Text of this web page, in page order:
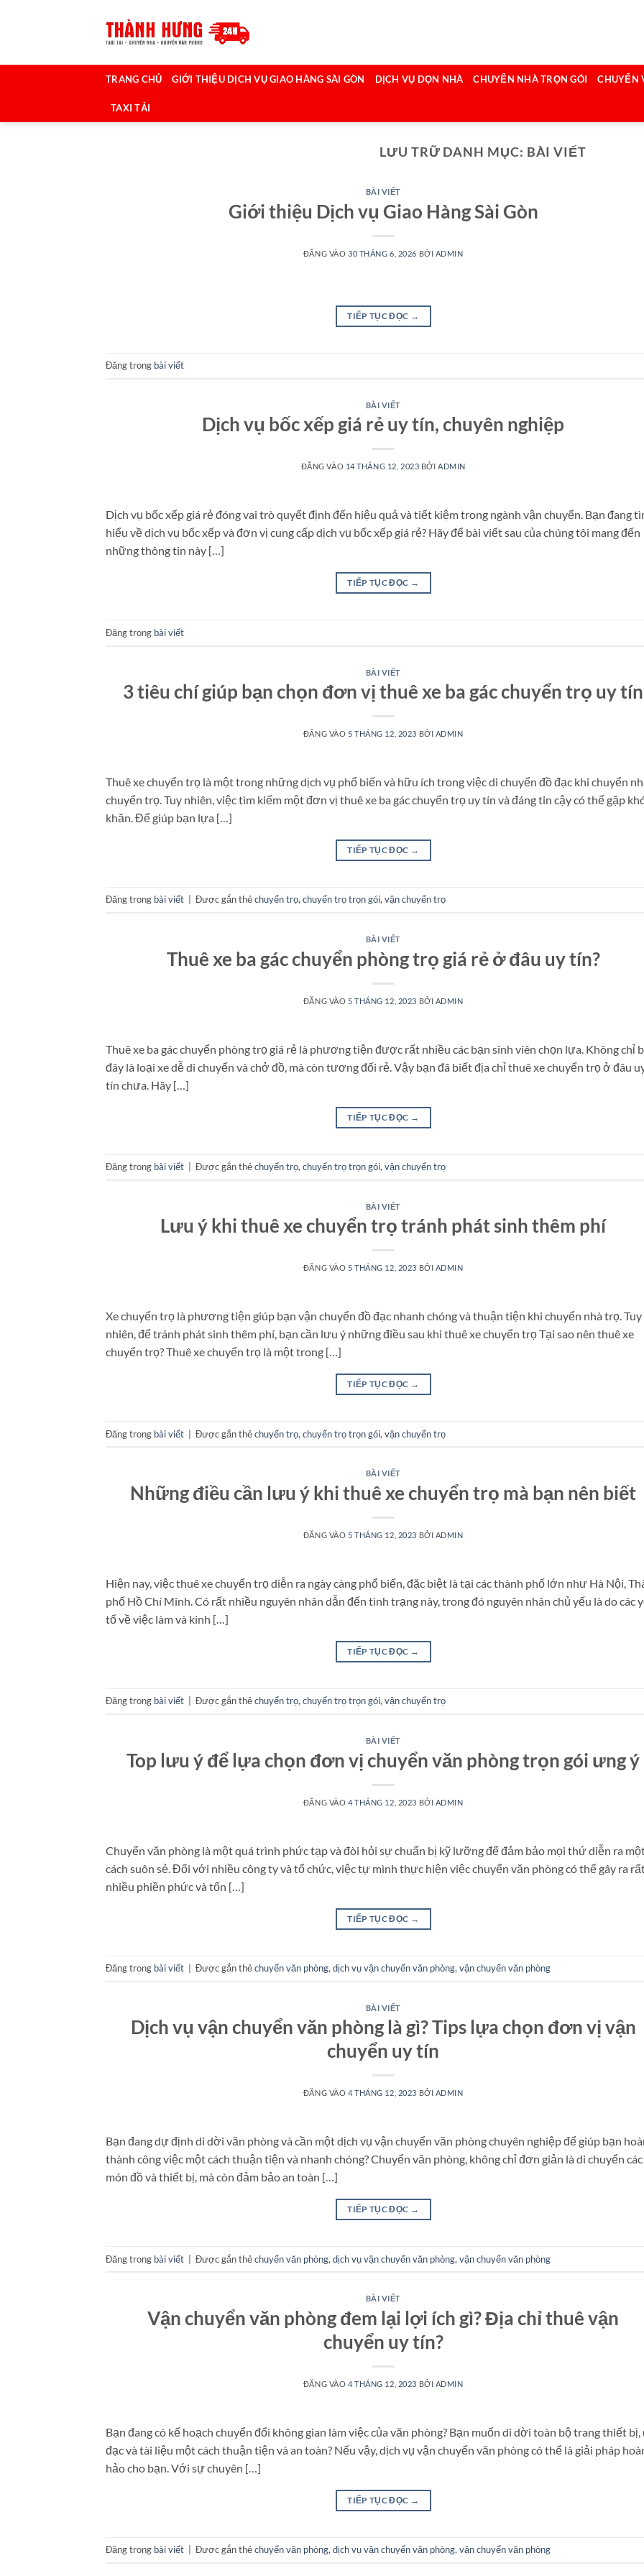
dung
TRANG CHỦ GIỚI THIỆU DỊCH VỤ GIAO HÀNG SÀI GÒN DỊCH VỤ DỌN NHÀ CHUYỂN NHÀ TRỌN GÓI CHUYỂN
TAXI TẢI
LƯU TRỮ DANH MỤC: BÀI VIẾT
BÀI VIẾT
Giới thiệu Dịch vụ Giao Hàng Sài Gòn
ĐĂNG VÀO 30 THÁNG 6, 2026 BỞI ADMIN
TIẾP TỤC ĐỌC →
Đăng trong bài viết
BÀI VIẾT
Dịch vụ bốc xếp giá rẻ uy tín, chuyên nghiệp
ĐĂNG VÀO 14 THÁNG 12, 2023 BỞIADMIN
Dịch vụ bốc xếp giá rẻ đóng vai trò quyết định đến hiệu quả và tiết kiệm trong ngành vận chuyển. Bạn đang
hiểu về dịch vụ bốc xếp và đơn vị cung cấp dịch vụ bốc xếp giá rẻ? Hãy để bài viết sau của chúng tôi mang đến
những thông tin này […]
TIẾP TỤC ĐỌC →
Đăng trong bài viết
BÀI VIẾT
3 tiêu chí giúp bạn chọn đơn vị thuê xe ba gác chuyển trọ uy tín
ĐĂNG VÀO 5 THÁNG 12, 2023 BỞI ADMIN
Thuê xe chuyển trọ là một trong những dịch vụ phổ biến và hữu ích trong việc di chuyển đồ đạc khi chuyển
chuyển trọ. Tuy nhiên, việc tìm kiếm một đơn vị thuê xe ba gác chuyển trọ uy tín và đáng tin cậy có thể gặp
khăn. Để giúp bạn lựa […]
TIẾP TỤC ĐỌC →
Đăng trong bài viết Được gắn thẻchuyển trọ,chuyển trọ trọn gói,vận chuyển trọ
BÀI VIẾT
Thuê xe ba gác chuyển phòng trọ giá rẻ ở đâu uy tín?
ĐĂNG VÀO 5 THÁNG 12, 2023 BỞI ADMIN
Thuê xe ba gác chuyển phòng trọ giá rẻ là phương tiện được rất nhiều các bạn sinh viên chọn lựa. Không chỉ
đây là loại xe dễ di chuyển và chở đồ, mà còn tương đối rẻ. Vậy bạn đã biết địa chỉ thuê xe chuyển trọ ở đâu
tín chưa. Hãy […]
TIẾP TỤC ĐỌC →
Đăng trong bài viết Được gắn thẻchuyển trọ, chuyển trọ trọn gói, vận chuyển trọ
BÀI VIẾT
Lưu ý khi thuê xe chuyển trọ tránh phát sinh thêm phí
ĐĂNG VÀO 5 THÁNG 12, 2023 BỞI ADMIN
Xe chuyển trọ là phương tiện giúp bạn vận chuyển đồ đạc nhanh chóng và thuận tiện khi chuyển nhà trọ. Tuy
nhiên, để tránh phát sinh thêm phí, bạn cần lưu ý những điều sau khi thuê xe chuyển trọ Tại sao nên thuê xe
chuyển trọ? Thuê xe chuyển trọ là một trong […]
TIẾP TỤC ĐỌC →
Đăng trong bài viết Được gắn thẻchuyển trọ, chuyển trọ trọn gói, vận chuyển trọ
BÀI VIẾT
Những điều cần lưu ý khi thuê xe chuyển trọ mà bạn nên biết
ĐĂNG VÀO 5 THÁNG 12, 2023 BỞI ADMIN
Hiện nay, việc thuê xe chuyển trọ diễn ra ngày càng phổ biến, đặc biệt là tại các thành phố lớn như Hà Nội,
phố Hồ Chí Minh. Có rất nhiều nguyên nhân dẫn đến tình trạng này, trong đó nguyên nhân chủ yếu là do các
tố về việc làm và kinh […]
TIẾP TỤC ĐỌC →
Đăng trong bài viết Được gắn thẻchuyển trọ,chuyển trọ trọn gói,vận chuyển trọ
BÀI VIẾT
Top lưu ý để lựa chọn đơn vị chuyển văn phòng trọn gói ưng ý
ĐĂNG VÀO 4 THÁNG 12, 2023 BỞI ADMIN
Chuyển văn phòng là một quá trình phức tạp và đòi hỏi sự chuẩn bị kỹ lưỡng để đảm bảo mọi thứ diễn ra
cách suôn sẻ. Đối với nhiều công ty và tổ chức, việc tự mình thực hiện việc chuyển văn phòng có thể gây ra
nhiều phiền phức và tốn […]
TIẾP TỤC ĐỌC →
Đăng trong bài viết Được gắn thẻchuyển văn phòng, dịch vụ vận chuyển văn phòng, vận chuyển văn phòng
BÀI VIẾT
Dịch vụ vận chuyển văn phòng là gì? Tips lựa chọn đơn vị vận
chuyển uy tín
ĐĂNG VÀO 4 THÁNG 12, 2023 BỞI ADMIN
Bạn đang dự định di dời văn phòng và cần một dịch vụ vận chuyển văn phòng chuyên nghiệp để giúp bạn
thành công việc một cách thuận tiện và nhanh chóng? Chuyển văn phòng, không chỉ đơn giản là di chuyển các
món đồ và thiết bị, mà còn đảm bảo an toàn […]
TIẾP TỤC ĐỌC →
Đăng trong bài viết Được gắn thẻchuyển văn phòng, dịch vụ vận chuyển văn phòng, vận chuyển văn phòng
BÀI VIẾT
Vận chuyển văn phòng đem lại lợi ích gì? Địa chỉ thuê vận
chuyển uy tín?
ĐĂNG VÀO 4 THÁNG 12, 2023 BỞI ADMIN
Bạn đang có kế hoạch chuyển đổi không gian làm việc của văn phòng? Bạn muốn di dời toàn bộ trang thiết bị,
đạc và tài liệu một cách thuận tiện và an toàn? Nếu vậy, dịch vụ vận chuyển văn phòng có thể là giải pháp
hảo cho bạn. Với sự chuyên […]
TIẾP TỤC ĐỌC →
Đăng trong bài viết Được gắn thẻchuyển văn phòng,dịch vụ vận chuyển văn phòng,vận chuyển văn phòng